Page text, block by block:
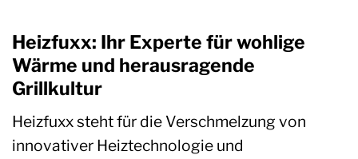
Heizfuxx: Ihr Experte für wohlige
Wärme und herausragende
Grillkultur
Heizfuxx steht für die Verschmelzung von
innovativer Heiztechnologie und